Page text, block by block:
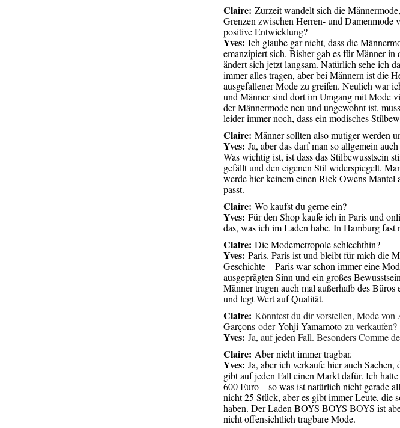
Claire: Zurzeit wandelt sich die
Grenzen zwischen Herren- und Damenmode
positive Entwicklung?
Yves: Ich glaube gar nicht, dass die
emanzipiert sich. Bisher gab es für Männer
ändert sich jetzt langsam. Natürlich sehe ich
immer alles tragen, aber bei Männern ist die
ausgefallener Mode zu greifen. Neulich war
und Männer sind dort im Umgang mit Mode
der Männermode neu und ungewohnt ist,
leider immer noch, dass ein modisches
Claire: Männer sollten also mutiger werden
Yves: Ja, aber das darf man so allgemein
Was wichtig ist, ist dass das Stilbewusstsein
gefällt und den eigenen Stil widerspiegelt.
werde hier keinem einen Rick Owens Mantel
passt.
Claire: Wo kaufst du gerne ein?
Yves: Für den Shop kaufe ich in Paris und
das, was ich im Laden habe. In Hamburg
Claire: Die Modemetropole schlechthin?
Yves: Paris. Paris ist und bleibt für mich die
Geschichte – Paris war schon immer eine
ausgeprägten Sinn und ein großes
Männer tragen auch mal außerhalb des
und legt Wert auf Qualität.
Claire: Könntest du dir vorstellen, Mode von
Garçons oderYohji Yamamoto zu verkaufen?
Yves: Ja, auf jeden Fall. Besonders Comme
Claire: Aber nicht immer tragbar.
Yves: Ja, aber ich verkaufe hier auch
gibt auf jeden Fall einen Markt dafür. Ich
600 Euro – so was ist natürlich nicht gerade
nicht 25 Stück, aber es gibt immer Leute, die
haben. Der Laden BOYS BOYS BOYS ist
nicht offensichtlich tragbare Mode.